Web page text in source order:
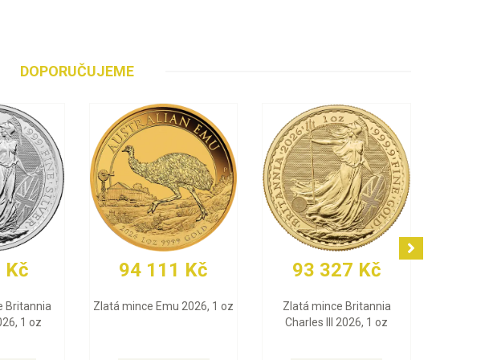
DOPORUČUJEME
30 452 Kč
Zlatý slitek Valcambi 10 g
92 917 Kč
Zlatá mince Maple Leaf
78 923 Kč
Zlatý slitek PAMP Fortuna
(Multigram), 25 x 1 g